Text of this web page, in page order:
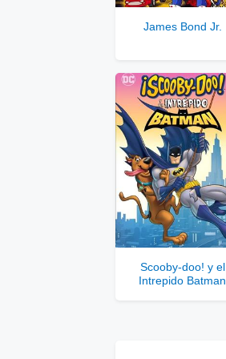
James Bond Jr.
Scooby-doo! y el
Intrepido Batman